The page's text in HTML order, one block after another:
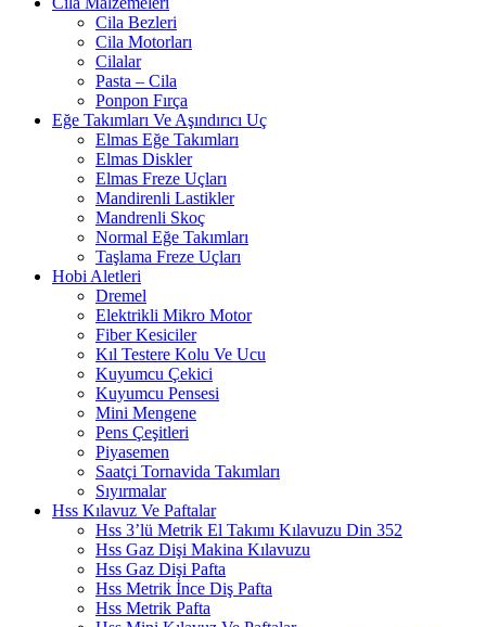
Cila Bezleri
Cila Motorları
Cilalar
Pasta – Cila
Ponpon Fırça
Eğe Takımları Ve Aşındırıcı Uç
Elmas Eğe Takımları
Elmas Diskler
Elmas Freze Uçları
Mandirenli Lastikler
Mandrenli Skoç
Normal Eğe Takımları
Taşlama Freze Uçları
Hobi Aletleri
Dremel
Elektrikli Mikro Motor
Fiber Kesiciler
Kıl Testere Kolu Ve Ucu
Kuyumcu Çekici
Kuyumcu Pensesi
Mini Mengene
Pens Çeşitleri
Piyasemen
Saatçi Tornavida Takımları
Sıyırmalar
Hss Kılavuz Ve Paftalar
Hss 3’lü Metrik El Takımı Kılavuzu Din 352
Hss Gaz Dişi Makina Kılavuzu
Hss Gaz Dişi Pafta
Hss Metrik İnce Diş Pafta
Hss Metrik Pafta